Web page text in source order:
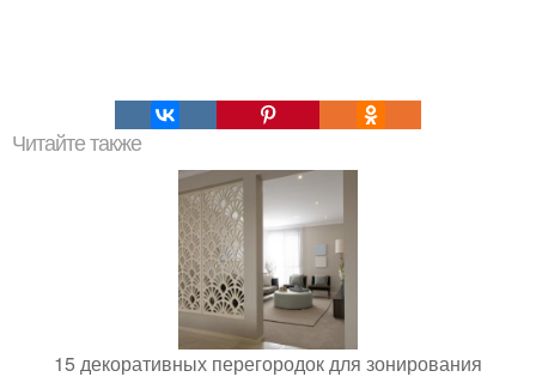
Читайте также
15 декоративных перегородок для зонирования